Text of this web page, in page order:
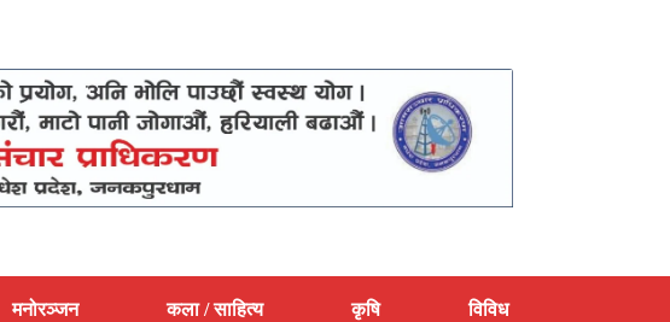
मनोरञ्जन कला / साहित्य कृषि विविध